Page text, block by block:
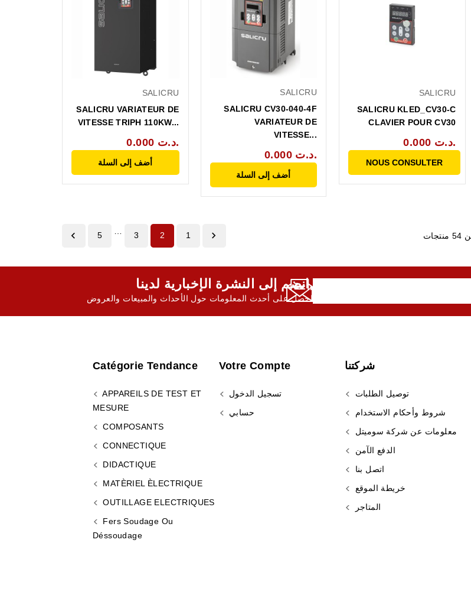
SALICRU
SALICRU VARIATEUR DE
VITESSE TRIPH 110KW...
0.000 د.ت.
أضف إلى السلة
SALICRU
SALICRU CV30-040-4F
VARIATEUR DE
VITESSE...
0.000 د.ت.
أضف إلى السلة
SALICRU
SALICRU KLED_CV30-C
CLAVIER POUR CV30
0.000 د.ت.
NOUS CONSULTER

1
2
3
5

انضم إلى النشرة الإخبارية لدينا,
احصل على أحدث المعلومات حول الأحداث والمبيعات والعروض
شركتنا
توصيل الطلبات
شروط وأحكام الاستخدام
معلومات عن شركة سوميتل
الدفع الآمن
اتصل بنا
خريطة الموقع
المتاجر
Votre Compte
تسجيل الدخول
حسابي
Catégorie Tendance
APPAREILS DE TEST ET
MESURE
COMPOSANTS
CONNECTIQUE
DIDACTIQUE
MATÈRIEL ÈLECTRIQUE
OUTILLAGE ELECTRIQUES
Fers Soudage Ou
Déssoudage